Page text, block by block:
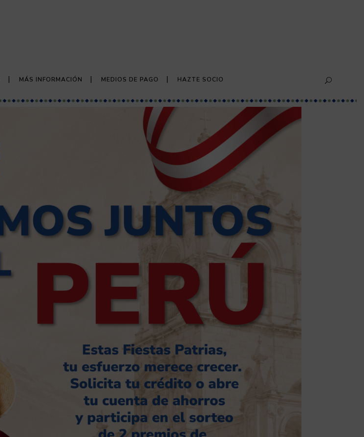
MÁS INFORMACIÓN MEDIOS DE PAGO HAZTE SOCIO